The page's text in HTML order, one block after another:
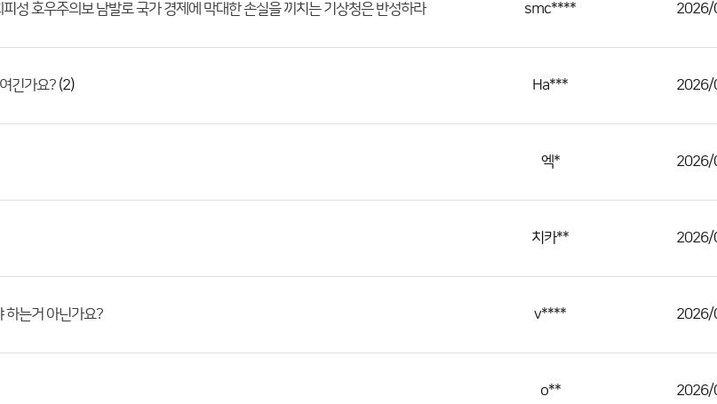
성 호우주의보 남발로 국가 경제에 막대한 손실을 끼치는 기상청은 반성하라 smc**** 2026/
긴가요? (2) Ha*** 2026/
엑* 2026/
치카** 2026/
하는거 아닌가요? v**** 2026/
o** 2026/